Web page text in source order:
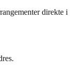
direkte i